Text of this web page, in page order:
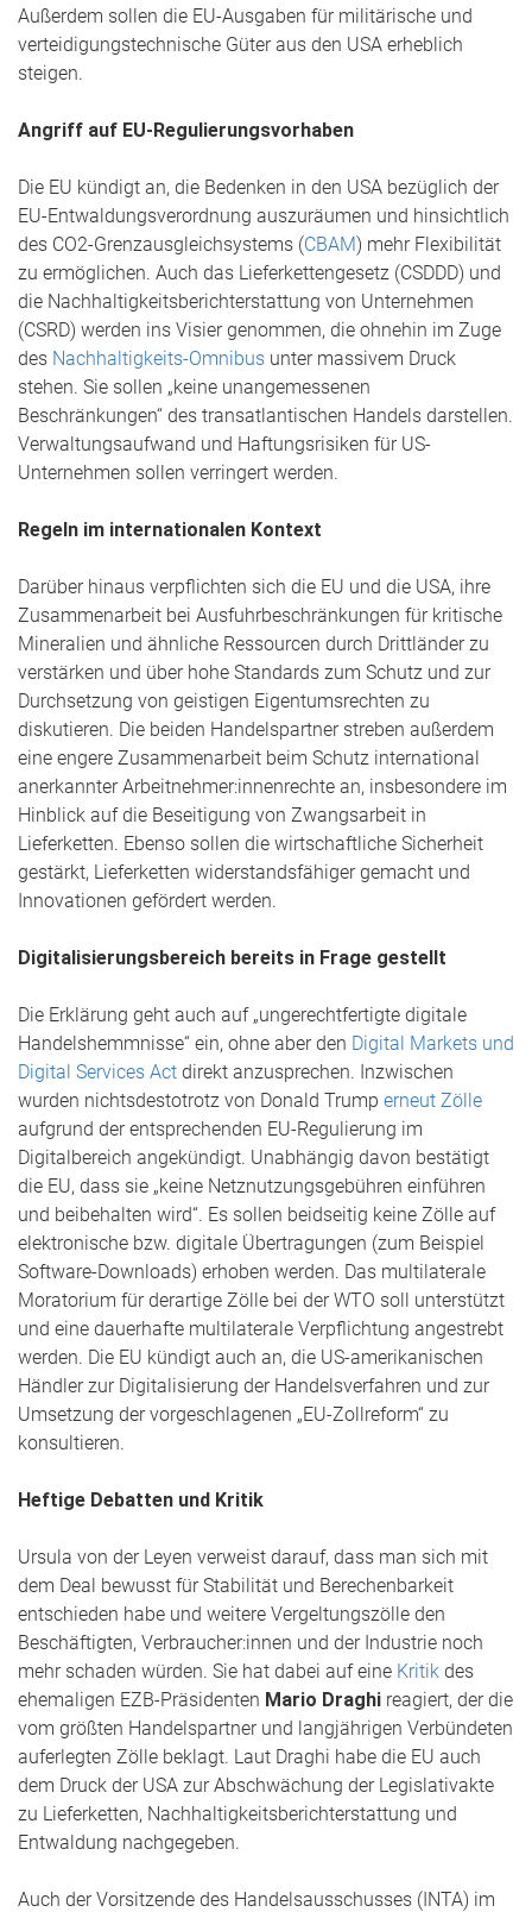
Außerdem sollen die EU-Ausgaben für militärische und
verteidigungstechnische Güter aus den USA erheblich
steigen.
Angriff auf EU-Regulierungsvorhaben
Die EU kündigt an, die Bedenken in den USA bezüglich der
EU-Entwaldungsverordnung auszuräumen und hinsichtlich
des CO2-Grenzausgleichsystems (CBAM) mehr Flexibilität
zu ermöglichen. Auch das Lieferkettengesetz (CSDDD) und
die Nachhaltigkeitsberichterstattung von Unternehmen
(CSRD) werden ins Visier genommen, die ohnehin im Zuge
des Nachhaltigkeits-Omnibus unter massivem Druck
stehen. Sie sollen „keine unangemessenen
Beschränkungen“ des transatlantischen Handels darstellen.
Verwaltungsaufwand und Haftungsrisiken für US-
Unternehmen sollen verringert werden.
Regeln im internationalen Kontext
Darüber hinaus verpflichten sich die EU und die USA, ihre
Zusammenarbeit bei Ausfuhrbeschränkungen für kritische
Mineralien und ähnliche Ressourcen durch Drittländer zu
verstärken und über hohe Standards zum Schutz und zur
Durchsetzung von geistigen Eigentumsrechten zu
diskutieren. Die beiden Handelspartner streben außerdem
eine engere Zusammenarbeit beim Schutz international
anerkannter Arbeitnehmer:innenrechte an, insbesondere im
Hinblick auf die Beseitigung von Zwangsarbeit in
Lieferketten. Ebenso sollen die wirtschaftliche Sicherheit
gestärkt, Lieferketten widerstandsfähiger gemacht und
Innovationen gefördert werden.
Digitalisierungsbereich bereits in Frage gestellt
Die Erklärung geht auch auf „ungerechtfertigte digitale
Handelshemmnisse“ ein, ohne aber den Digital Markets und
Digital Services Act direkt anzusprechen. Inzwischen
wurden nichtsdestotrotz von Donald Trump erneut Zölle
aufgrund der entsprechenden EU-Regulierung im
Digitalbereich angekündigt. Unabhängig davon bestätigt
die EU, dass sie „keine Netznutzungsgebühren einführen
und beibehalten wird“. Es sollen beidseitig keine Zölle auf
elektronische bzw. digitale Übertragungen (zum Beispiel
Software-Downloads) erhoben werden. Das multilaterale
Moratorium für derartige Zölle bei der WTO soll unterstützt
und eine dauerhafte multilaterale Verpflichtung angestrebt
werden. Die EU kündigt auch an, die US-amerikanischen
Händler zur Digitalisierung der Handelsverfahren und zur
Umsetzung der vorgeschlagenen „EU-Zollreform“ zu
konsultieren.
Heftige Debatten und Kritik
Ursula von der Leyen verweist darauf, dass man sich mit
dem Deal bewusst für Stabilität und Berechenbarkeit
entschieden habe und weitere Vergeltungszölle den
Beschäftigten, Verbraucher:innen und der Industrie noch
mehr schaden würden. Sie hat dabei auf eine Kritik des
ehemaligen EZB-Präsidenten Mario Draghi reagiert, der die
vom größten Handelspartner und langjährigen Verbündeten
auferlegten Zölle beklagt. Laut Draghi habe die EU auch
dem Druck der USA zur Abschwächung der Legislativakte
zu Lieferketten, Nachhaltigkeitsberichterstattung und
Entwaldung nachgegeben.
Auch der Vorsitzende des Handelsausschusses (INTA) im